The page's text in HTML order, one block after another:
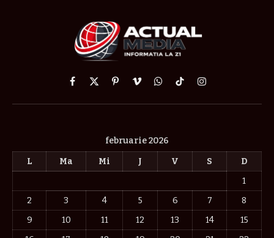
Facebook
X
PinterestVimeoWhatsApp
TikTokInstagram
februarie 2026
L
Ma Mi J V S
D
1
2
3 4 5 6 7
8
9
10 11 12 13 14
15